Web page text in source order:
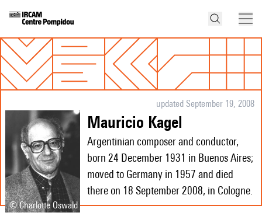
© Charlotte Oswald
updated September 19, 2008
Mauricio Kagel
Argentinian composer and conductor,
born 24 December 1931 in Buenos Aires;
moved to Germany in 1957 and died
there on 18 September 2008, in Cologne.